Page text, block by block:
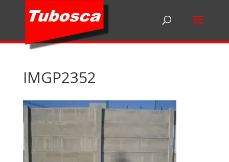
IMGP2352